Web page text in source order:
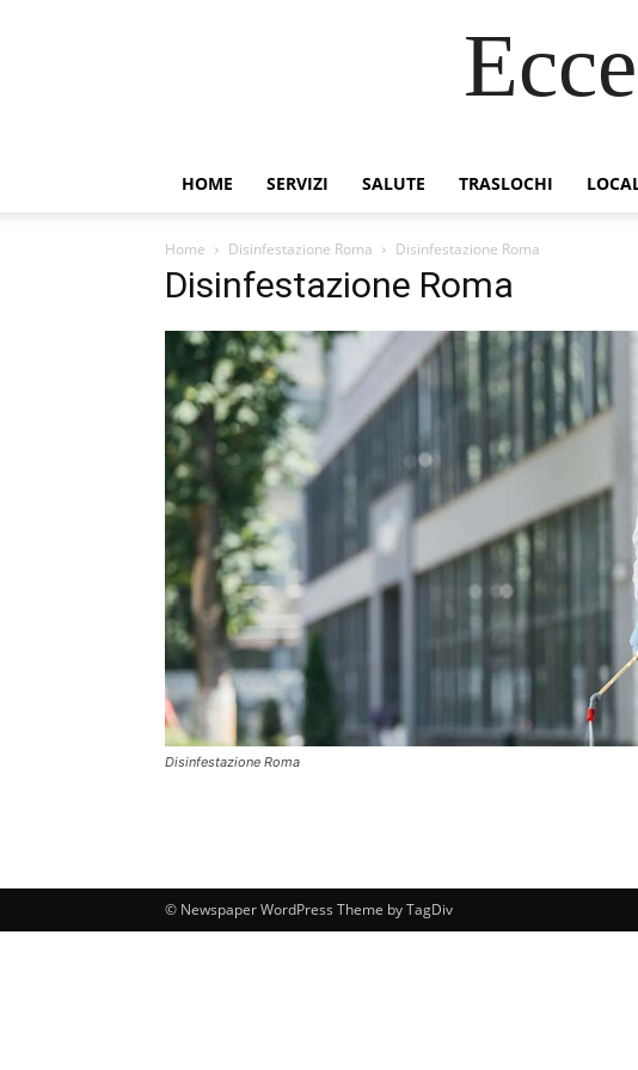
HOME SERVIZI SALUTE TRASLOCHI
Home Disinfestazione Roma Disinfestazione Roma
Disinfestazione Roma
Disinfestazione Roma
© Newspaper WordPress Theme by TagDiv